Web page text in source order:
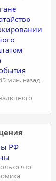
мин. назад
РФ
что